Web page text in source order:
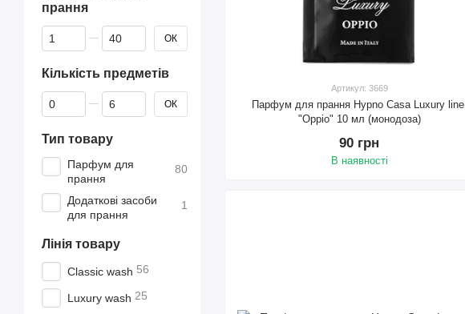
Артикул: 3669
Парфум для прання Hypno Casa Luxury line,
"Oppio" 10 мл (монодоза)
90 грн
В наявності
прання
Від Кількість циклів прання
До Кількість циклів прання
ОК
Кількість предметів
Від Кількість предметів
До Кількість предметів ОК
Тип товару
Парфум для
прання
80
Додаткові засоби
для прання
1
Лінія товару
Classic wash 56
Luxury wash 25